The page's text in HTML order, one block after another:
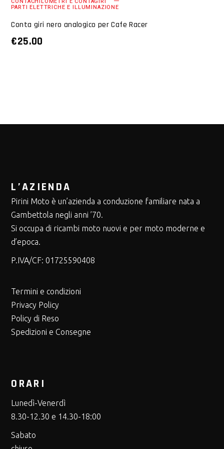
PARTI ELETTRICHE E ILLUMINAZIONE
Conta giri nero analogico per Cafe Racer
€25.00
L’AZIENDA
Pirini Moto è un’azienda a conduzione familiare nata a
Gambettola negli anni ’70.
Si occupa di ricambi moto nuovi e per moto moderne e
d’epoca.
P.IVA/CF:01725590408
Termini e condizioni
Privacy Policy
Policy di Reso
Spedizioni e Consegne
ORARI
Lunedì-Venerdì
8.30-12.30 e 14.30-18:00
Sabato